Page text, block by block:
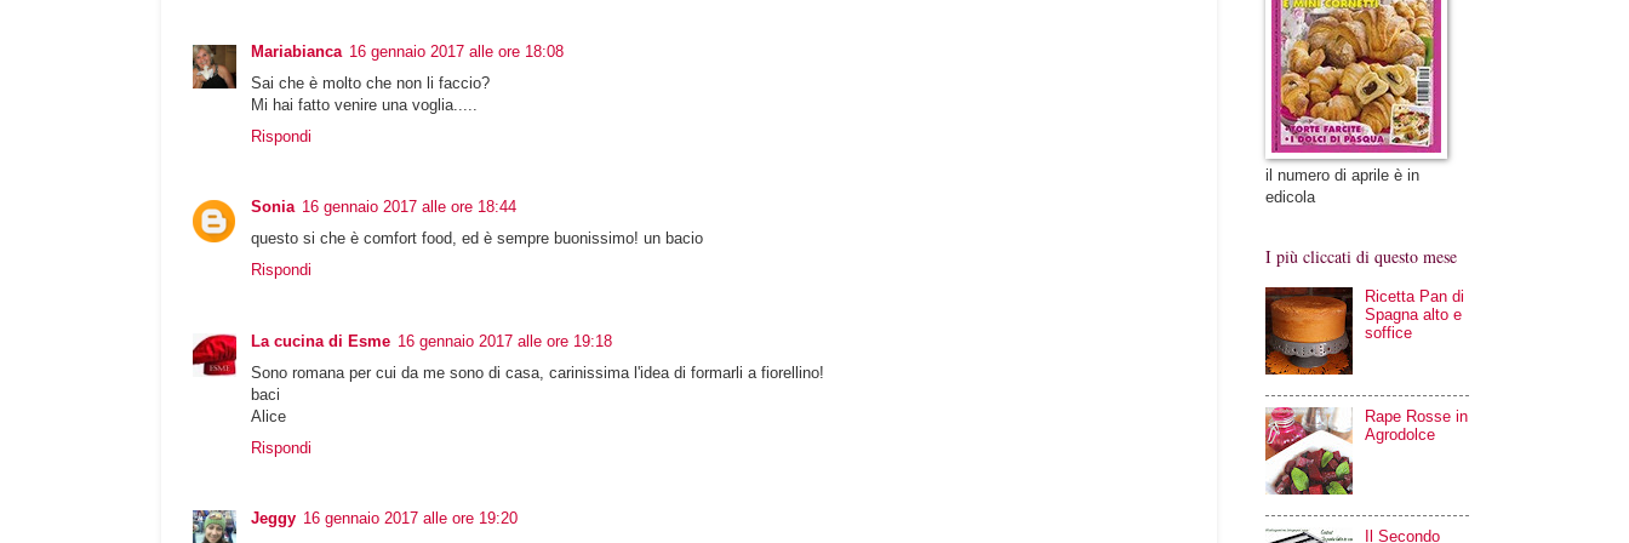
Mariabianca 16 gennaio 2017 alle ore 18:08
Sai che è molto che non li faccio?
Mi hai fatto venire una voglia.....
Rispondi
Sonia 16 gennaio 2017 alle ore 18:44
questo si che è comfort food, ed è sempre buonissimo! un bacio
Rispondi
La cucina di Esme 16 gennaio 2017 alle ore 19:18
Sono romana per cui da me sono di casa, carinissima l'idea di formarli a fiorellino!
baci
Alice
Rispondi
Jeggy 16 gennaio 2017 alle ore 19:20
il numero di aprile è in
edicola
I più cliccati di questo mese
Ricetta Pan di
Spagna alto e
soffice
Rape Rosse in
Agrodolce
Il Secondo